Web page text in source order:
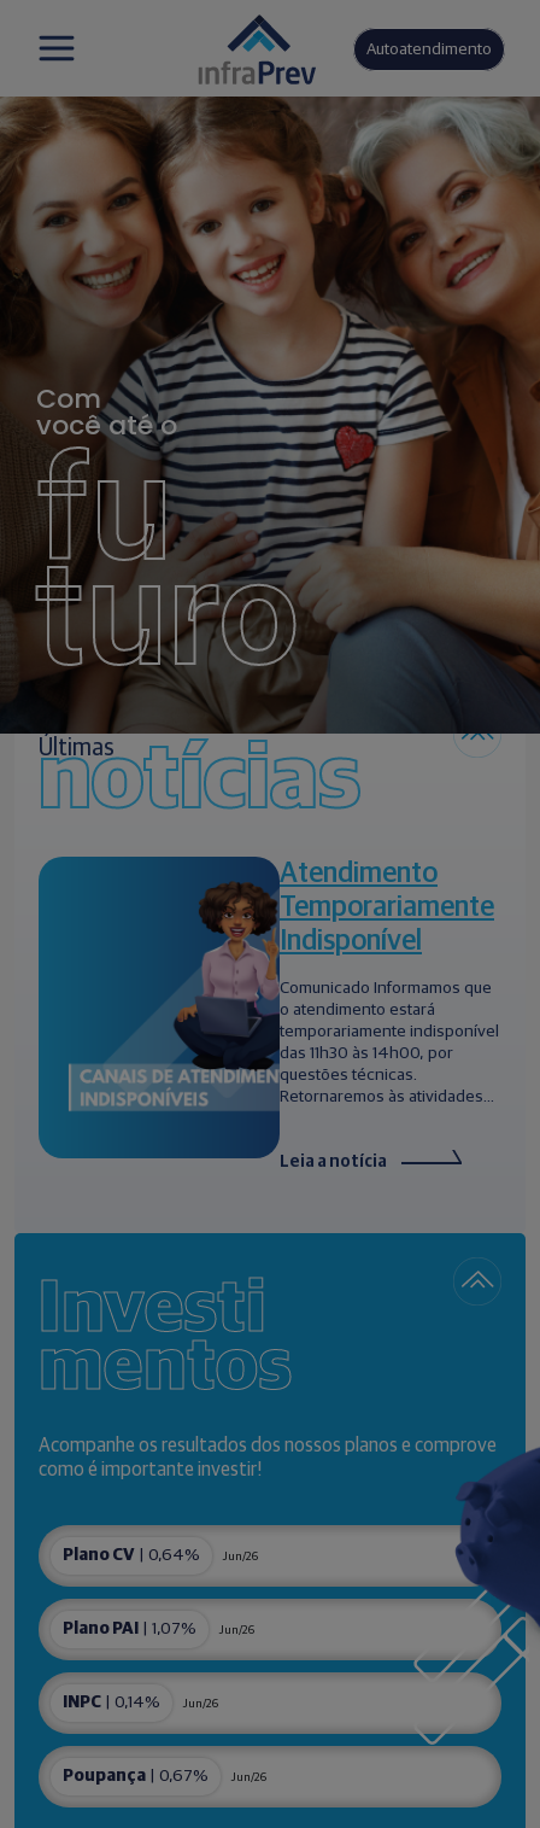
Autoatendimento
Com
você até o
fu
turo
Últimas
notícias
Atendimento
Temporariamente
Indisponível
Comunicado Informamos que
o atendimento estará
temporariamente indisponível
das 11h30 às 14h00, por
questões técnicas.
Retornaremos às atividades...
Leia a notícia
Investi
mentos
Acompanhe os resultados dos nossos planos e comprove
como é importante investir!
Plano CV | 0,64% Jun/26
Plano PAI | 1,07% Jun/26
INPC | 0,14% Jun/26
Poupança | 0,67% Jun/26